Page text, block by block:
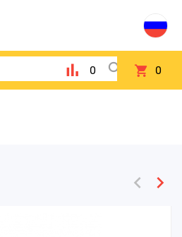
0 0